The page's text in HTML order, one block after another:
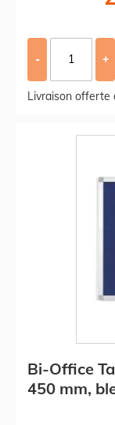
- +
Livraison offerte
Bi-Office
450 mm,